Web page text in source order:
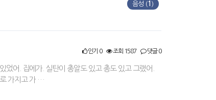
음성 (1 )
인기 0 조회 1587 댓글 0
어. 집에가. 실탄이 총알도 있고 총도 있고 그랬어.
가지고 가 …